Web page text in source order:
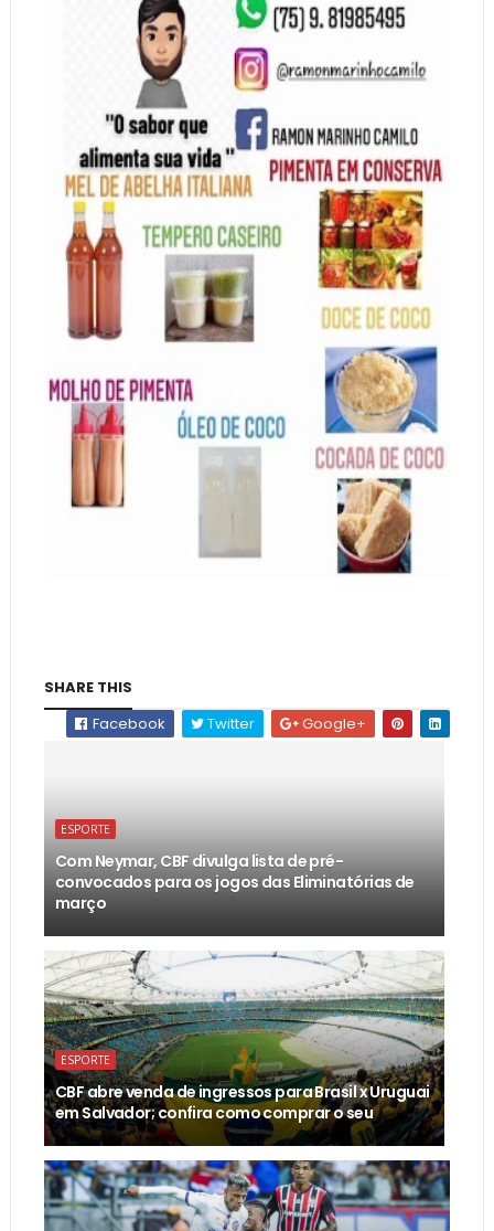
SHARE THIS
Facebook
Twitter Google+
ESPORTE
Com Neymar, CBF divulga lista de pré-
convocados para os jogos das Eliminatórias de
março
ESPORTE
CBF abre venda de ingressos para Brasil x Uruguai
em Salvador; confira como comprar o seu